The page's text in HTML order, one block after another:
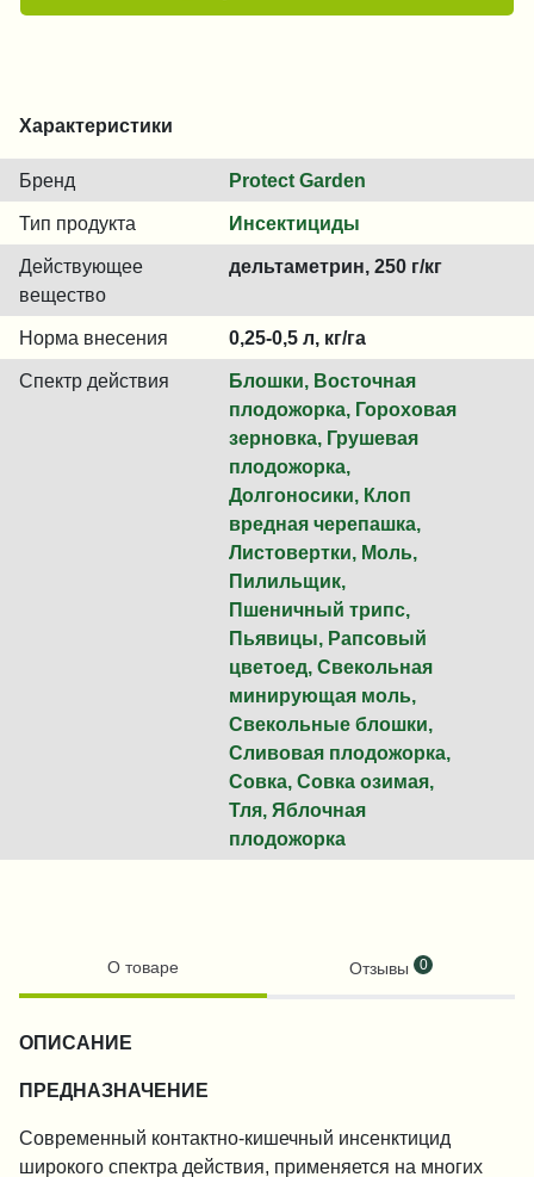
Характеристики
Бренд Protect Garden
Тип продукта Инсектициды
Действующее
вещество
дельтаметрин, 250 г/кг
Норма внесения 0,25-0,5 л, кг/га
Спектр действия
Блошки, Восточная
плодожорка, Гороховая
зерновка, Грушевая
плодожорка,
Долгоносики, Клоп
вредная черепашка,
Листовертки, Моль,
Пилильщик,
Пшеничный трипс,
Пьявицы, Рапсовый
цветоед, Свекольная
минирующая моль,
Свекольные блошки,
Сливовая плодожорка,
Совка, Совка озимая,
Тля, Яблочная
плодожорка
О товаре Отзывы 0
ОПИСАНИЕ
ПРЕДНАЗНАЧЕНИЕ
Современный контактно-кишечный инсенктицид
широкого спектра действия, применяется на многих